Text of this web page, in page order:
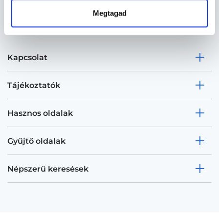
Megtagad
Kapcsolat
Tájékoztatók
Hasznos oldalak
Gyűjtő oldalak
Népszerű keresések